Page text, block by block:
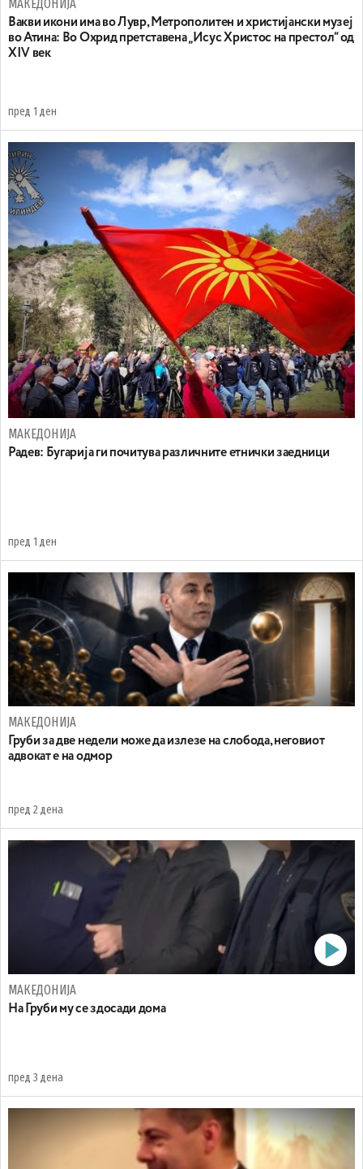
МАКЕДОНИЈА
Вакви икони има во Лувр, Метрополитен и христијански музеј
во Атина: Во Охрид претставена „Исус Христос на престол“ од
XIV век
пред 1 ден
МАКЕДОНИЈА
Радев: Бугарија ги почитува различните етнички заедници
пред 1 ден
МАКЕДОНИЈА
Груби за две недели може да излезе на слобода, неговиот
адвокат е на одмор
пред 2 дена
МАКЕДОНИЈА
На Груби му се здосади дома
пред 3 дена